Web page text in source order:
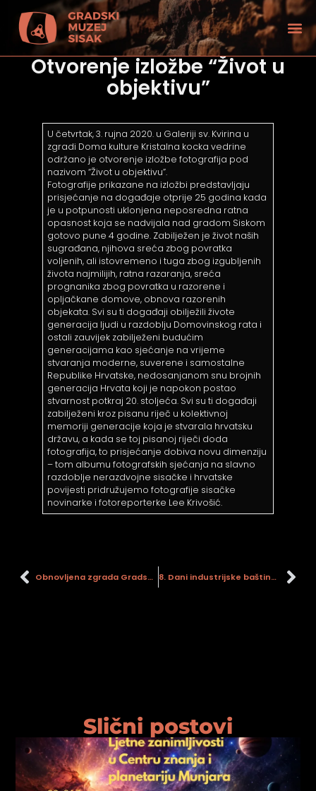
Otvorenje izložbe “Život u
objektivu”
U četvrtak, 3. rujna 2020. u Galeriji sv. Kvirina u
zgradi Doma kulture Kristalna kocka vedrine
održano je otvorenje izložbe fotografija pod
nazivom “Život u objektivu”.
Fotografije prikazane na izložbi predstavljaju
prisjećanje na događaje otprije 25 godina kada
je u potpunosti uklonjena neposredna ratna
opasnost koja se nadvijala nad gradom Siskom
gotovo pune 4 godine. Zabilježen je život naših
sugrađana, njihova sreća zbog povratka
voljenih, ali istovremeno i tuga zbog izgubljenih
života najmilijih, ratna razaranja, sreća
prognanika zbog povratka u razorene i
opljačkane domove, obnova razorenih
objekata. Svi su ti događaji obilježili živote
generacija ljudi u razdoblju Domovinskog rata i
ostali zauvijek zabilježeni budućim
generacijama kao sjećanje na vrijeme
stvaranja moderne, suverene i samostalne
Republike Hrvatske, nedosanjanom snu brojnih
generacija Hrvata koji je napokon postao
stvarnost potkraj 20. stoljeća. Svi su ti događaji
zabilježeni kroz pisanu riječ u kolektivnoj
memoriji generacije koja je stvarala hrvatsku
državu, a kada se toj pisanoj riječi doda
fotografija, to prisjećanje dobiva novu dimenziju
– tom albumu fotografskih sjećanja na slavno
razdoblje nerazdvojne sisačke i hrvatske
povijesti pridružujemo fotografije sisačke
novinarke i fotoreporterke Lee Krivošić.
Obnovljena zgrada Gradskog muzeja Sisak 8. Dani industrijske baštine grada Siska
Slični postovi
vida